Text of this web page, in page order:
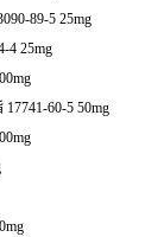
89-5 25mg
4 25mg
60-5 50mg